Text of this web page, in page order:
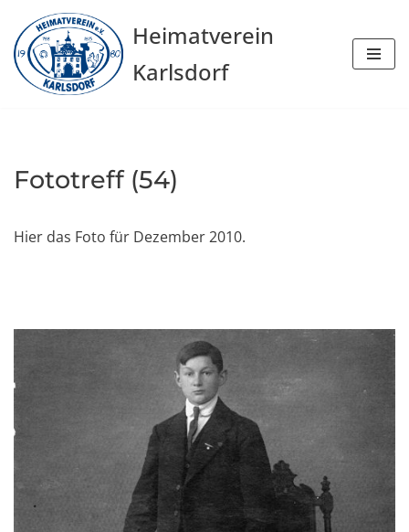
Zum
Inhalt
springen
Heimatverein
Karlsdorf
Fototreff (54)
Hier das Foto für Dezember 2010.